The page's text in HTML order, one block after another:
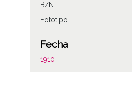
B/N
Fototipo
Fecha
1910